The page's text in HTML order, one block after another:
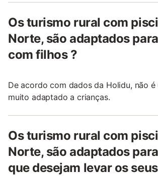
Os turismo rural com
Norte, são adaptados
com filhos ?
De acordo com dados da Holidu, não é
muito adaptado a crianças.
Os turismo rural com
Norte, são adaptados
que desejam levar os